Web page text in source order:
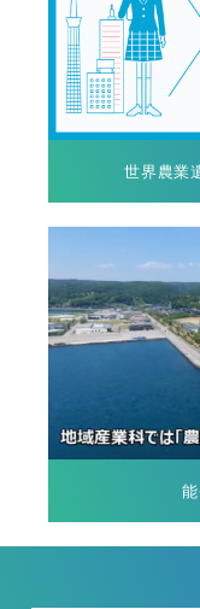
世界農業